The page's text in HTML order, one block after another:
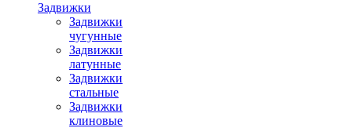
Задвижки
Задвижки
чугунные
Задвижки
латунные
Задвижки
стальные
Задвижки
клиновые